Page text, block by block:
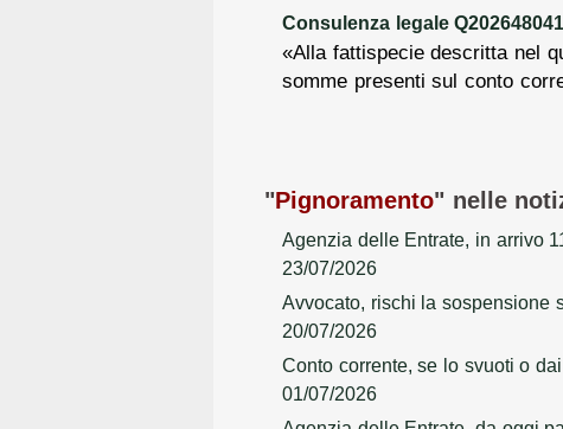
Consulenza legale
«Alla fattispecie descritta nel
somme presenti sul conto
"Pignoramento" nelle
Agenzia delle Entrate, in arrivo
23/07/2026
Avvocato, rischi la sospensione
20/07/2026
Conto corrente, se lo svuoti o
01/07/2026